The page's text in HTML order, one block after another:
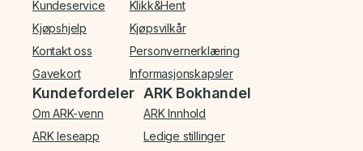
Kundeservice
Kjøpshjelp
Kontakt oss
Gavekort
Klikk&Hent
Kjøpsvilkår
Personvernerklæring
Informasjonskapsler
Kundefordeler
Om ARK-venn
ARK leseapp
ARK Bokhandel
ARK Innhold
Ledige stillinger